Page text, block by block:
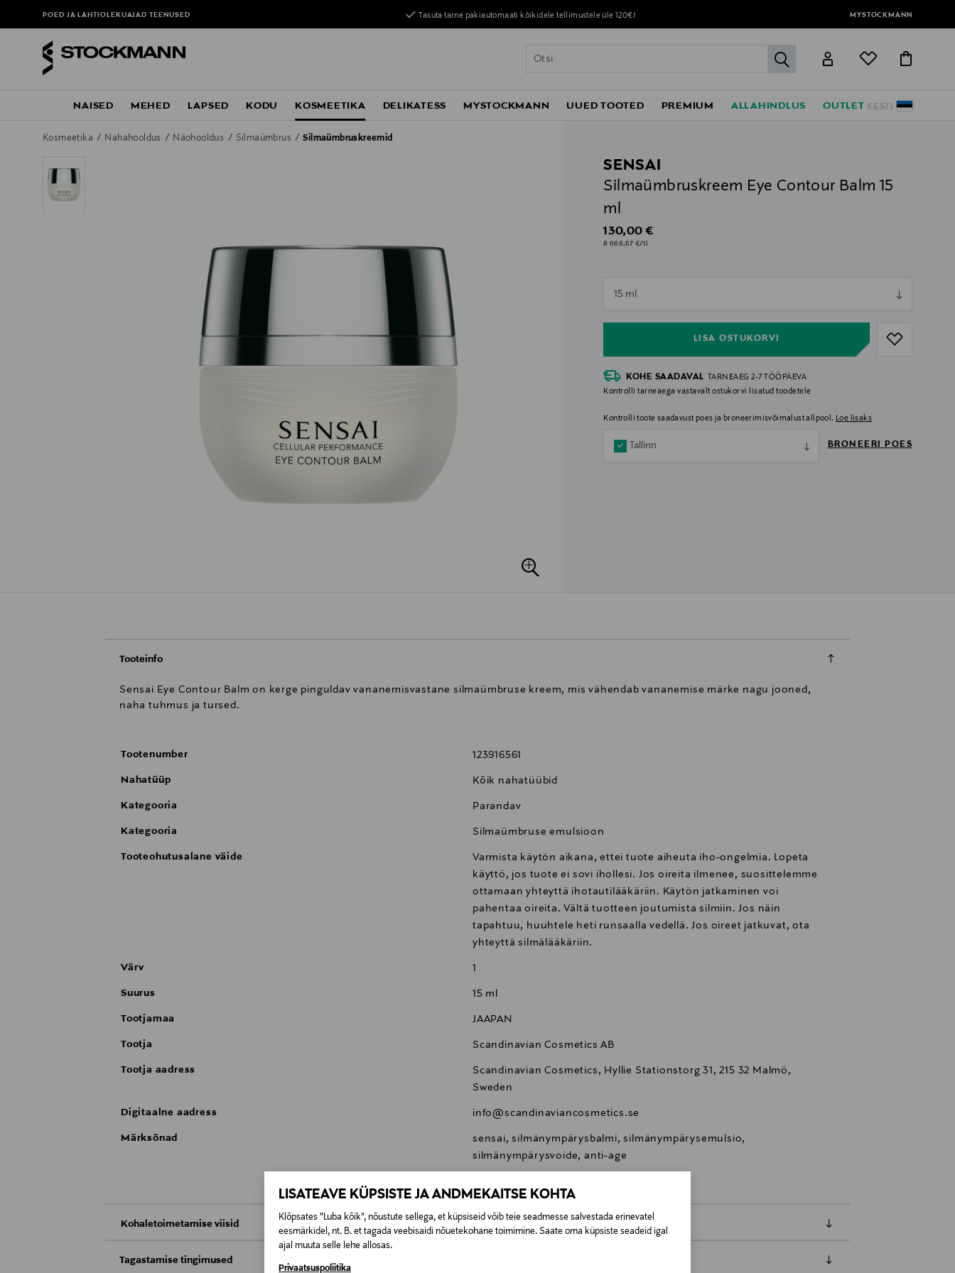
LISATEAVE KÜPSISTE JA ANDMEKAITSE KOHTA
Klõpsates "Luba kõik", nõustute sellega, et küpsiseid võib teie seadmesse salvestada erinevatel
eesmärkidel, nt. B. et tagada veebisaidi nõuetekohane toimimine. Saate oma küpsiste seadeid igal
ajal muuta selle lehe allosas.
Privaatsuspoliitika
POED JA LAHTIOLEKUAJADTEENUSED Tasuta tarne pakiautomaati kõikidele tellimustele üle 120€! MYSTOCKMANN
label.header.go
EESTI
NAISED MEHED LAPSED KODU KOSMEETIKA DELIKATESS MYSTOCKMANN UUED TOOTED PREMIUM ALLAHINDLUS OUTLET
Kosmeetika Nahahooldus Näohooldus Silmaümbrus Silmaümbruskreemid
SENSAI
Silmaümbruskreem Eye Contour Balm 15
ml
Original Price
130,00 €
8 666,67 €/1l
15 ml
LISA OSTUKORVI
null
KOHE SAADAVAL TARNEAEG 2-7 TÖÖPÄEVA
Kontrolli tarneaega vastavalt ostukorvi lisatud toodetele
Kontrolli toote saadavust poes ja broneerimisvõimalust allpool. Loe lisaks
Tallinn BRONEERI POES
Tooteinfo
Sensai Eye Contour Balm on kerge pinguldav vananemisvastane silmaümbruse kreem, mis vähendab vananemise märke nagu jooned,
naha tuhmus ja tursed.
Tootenumber 123916561
Nahatüüp Kõik nahatüübid
Kategooria Parandav
Kategooria Silmaümbruse emulsioon
Tooteohutusalane väide
Varmista käytön aikana, ettei tuote aiheuta iho-ongelmia. Lopeta
käyttö, jos tuote ei sovi ihollesi. Jos oireita ilmenee, suosittelemme
ottamaan yhteyttä ihotautilääkäriin. Käytön jatkaminen voi
pahentaa oireita. Vältä tuotteen joutumista silmiin. Jos näin
tapahtuu, huuhtele heti runsaalla vedellä. Jos oireet jatkuvat, ota
yhteyttä silmälääkäriin.
Värv 1
Suurus 15 ml
Tootjamaa JAAPAN
Tootja Scandinavian Cosmetics AB
Tootja aadress
Scandinavian Cosmetics, Hyllie Stationstorg 31, 215 32 Malmö,
Sweden
Digitaalne aadress info@scandinaviancosmetics.se
Märksõnad
sensai, silmänympärysbalmi, silmänympärysemulsio,
silmänympärysvoide, anti-age
Kohaletoimetamise viisid
Tagastamise tingimused